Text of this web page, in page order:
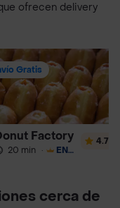
ofrecen delivery
Gratis
Factory
20 min · ENVÍO GRATIS
4.7
cerca de